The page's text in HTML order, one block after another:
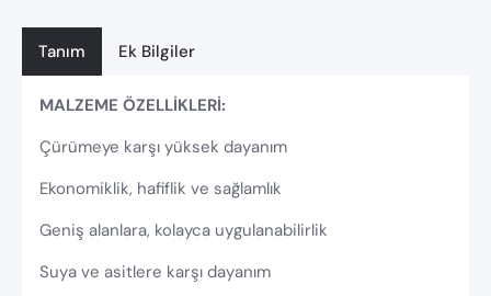
Tanım Ek Bilgiler
MALZEME ÖZELLİKLERİ:
Çürümeye karşı yüksek dayanım
Ekonomiklik, hafiflik ve sağlamlık
Geniş alanlara, kolayca uygulanabilirlik
Suya ve asitlere karşı dayanım